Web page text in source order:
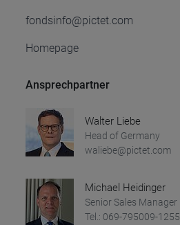
fondsinfo@pictet.com
Homepage
Ansprechpartner
Walter Liebe
Head of Germany
waliebe@pictet.com
Michael Heidinger
Senior Sales Manager
Tel.: 069-795009-1255